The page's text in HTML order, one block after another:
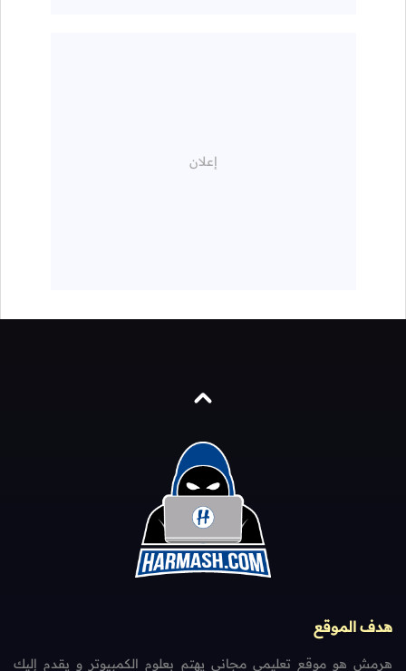
هدف الموقع
هرمش هو موقع تعليمي مجاني يهتم بعلوم الكمبيوتر و يقدم إليك